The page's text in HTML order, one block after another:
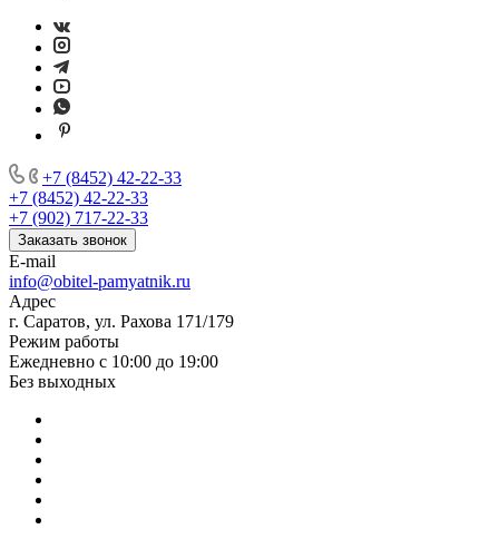
+7 (8452) 42-22-33
+7 (8452) 42-22-33
+7 (902) 717-22-33
Заказать звонок
E-mail
info@obitel-pamyatnik.ru
Адрес
г. Саратов, ул. Рахова 171/179
Режим работы
Ежедневно с 10:00 до 19:00
Без выходных